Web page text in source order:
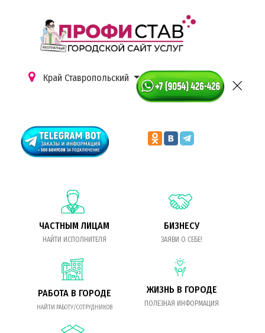
Край Ставропольский
ЧАСТНЫМ ЛИЦАМ
НАЙТИ ИСПОЛНИТЕЛЯ
БИЗНЕСУ
ЗАЯВИ О СЕБЕ!
РАБОТА В ГОРОДЕ
НАЙТИ РАБОТУ/СОТРУДНИКОВ
ЖИЗНЬ В ГОРОДЕ
ПОЛЕЗНАЯ ИНФОРМАЦИЯ